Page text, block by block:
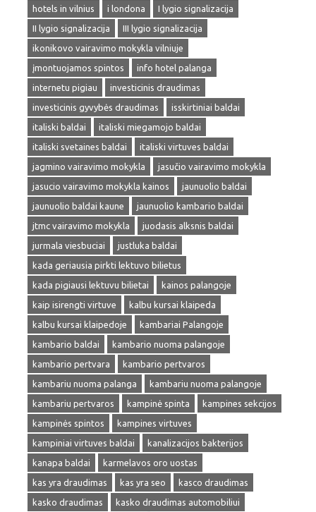
hotels in vilnius
i londona
I lygio signalizacija
II lygio signalizacija
III lygio signalizacija
ikonikovo vairavimo mokykla vilniuje
įmontuojamos spintos
info hotel palanga
internetu pigiau
investicinis draudimas
investicinis gyvybės draudimas
isskirtiniai baldai
italiski baldai
italiski miegamojo baldai
italiski svetaines baldai
italiski virtuves baldai
jagmino vairavimo mokykla
jasučio vairavimo mokykla
jasucio vairavimo mokykla kainos
jaunuolio baldai
jaunuolio baldai kaune
jaunuolio kambario baldai
jtmc vairavimo mokykla
juodasis alksnis baldai
jurmala viesbuciai
justluka baldai
kada geriausia pirkti lektuvo bilietus
kada pigiausi lektuvu bilietai
kainos palangoje
kaip isirengti virtuve
kalbu kursai klaipeda
kalbu kursai klaipedoje
kambariai Palangoje
kambario baldai
kambario nuoma palangoje
kambario pertvara
kambario pertvaros
kambariu nuoma palanga
kambariu nuoma palangoje
kambariu pertvaros
kampinė spinta
kampines sekcijos
kampinės spintos
kampines virtuves
kampiniai virtuves baldai
kanalizacijos bakterijos
kanapa baldai
karmelavos oro uostas
kas yra draudimas
kas yra seo
kasco draudimas
kasko draudimas
kasko draudimas automobiliui